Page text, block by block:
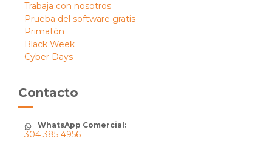
Trabaja con nosotros
Prueba del software gratis
Primatón
Black Week
Cyber Days
Contacto
WhatsApp Comercial:
304 385 4956